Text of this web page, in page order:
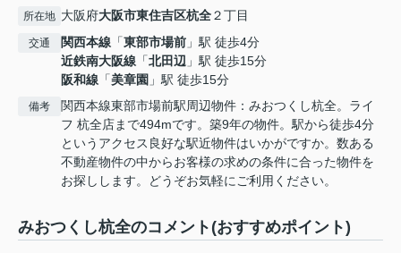
所在地 大阪府大阪市東住吉区杭全２丁目
交通 関西本線 「東部市場前 」駅 徒歩4分
近鉄南大阪線 「北田辺 」駅 徒歩15分
阪和線 「美章園 」駅 徒歩15分
備考
関西本線東部市場前駅周辺物件：みおつくし杭全。ライ
フ 杭全店まで494mです。築9年の物件。駅から徒歩4分
というアクセス良好な駅近物件はいかがですか。数ある
不動産物件の中からお客様の求めの条件に合った物件を
お探しします。どうぞお気軽にご利用ください。
みおつくし杭全のコメント(おすすめポイント)